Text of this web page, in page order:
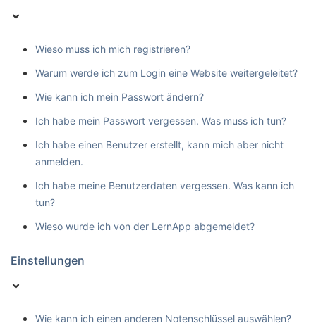
Wieso muss ich mich registrieren?
Warum werde ich zum Login eine Website weitergeleitet?
Wie kann ich mein Passwort ändern?
Ich habe mein Passwort vergessen. Was muss ich tun?
Ich habe einen Benutzer erstellt, kann mich aber nicht
anmelden.
Ich habe meine Benutzerdaten vergessen. Was kann ich
tun?
Wieso wurde ich von der LernApp abgemeldet?
Einstellungen
Wie kann ich einen anderen Notenschlüssel auswählen?